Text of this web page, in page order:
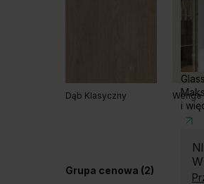
Glass
i
Dąb Klasyczny Wenge
Grupa cenowa (2)